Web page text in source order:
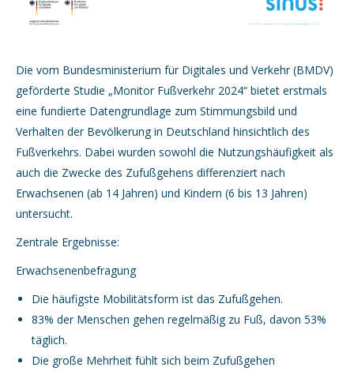
Die vom Bundesministerium für Digitales und Verkehr (BMDV)
geförderte Studie „Monitor Fußverkehr 2024“ bietet erstmals
eine fundierte Datengrundlage zum Stimmungsbild und
Verhalten der Bevölkerung in Deutschland hinsichtlich des
Fußverkehrs. Dabei wurden sowohl die Nutzungshäufigkeit als
auch die Zwecke des Zufußgehens differenziert nach
Erwachsenen (ab 14 Jahren) und Kindern (6 bis 13 Jahren)
untersucht.
Zentrale Ergebnisse:
Erwachsenenbefragung
Die häufigste Mobilitätsform ist das Zufußgehen.
83% der Menschen gehen regelmäßig zu Fuß, davon 53%
täglich.
Die große Mehrheit fühlt sich beim Zufußgehen